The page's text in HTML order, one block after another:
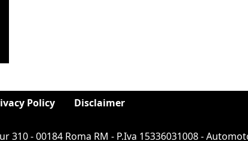
Policy Disclaimer
- 00184 Roma RM - P.Iva 15336031008 -